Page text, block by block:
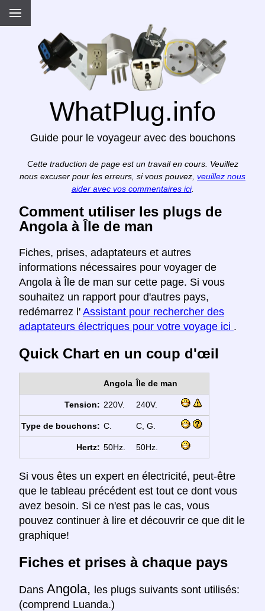
WhatPlug.info
Guide pour le voyageur avec des bouchons
Cette traduction de page est un travail en cours. Veuillez
nous excuser pour les erreurs, si vous pouvez, veuillez nous
aider avec vos commentaires ici.
Comment utiliser les plugs de
Angola à Île de man
Fiches, prises, adaptateurs et autres
informations nécessaires pour voyager de
Angola à Île de man sur cette page. Si vous
souhaitez un rapport pour d'autres pays,
redémarrez l' Assistant pour rechercher des
adaptateurs électriques pour votre voyage ici .
Quick Chart en un coup d'œil
Angola Île de man
Tension: 220V. 240V.
Type de bouchons: C. C, G.
Hertz: 50Hz. 50Hz.
Si vous êtes un expert en électricité, peut-être
que le tableau précédent est tout ce dont vous
avez besoin. Si ce n'est pas le cas, vous
pouvez continuer à lire et découvrir ce que dit le
graphique!
Fiches et prises à chaque pays
Dans Angola, les plugs suivants sont utilisés:
(comprend Luanda.)